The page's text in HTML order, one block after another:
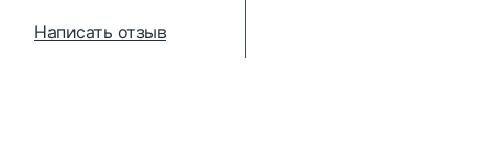
Написать отзыв